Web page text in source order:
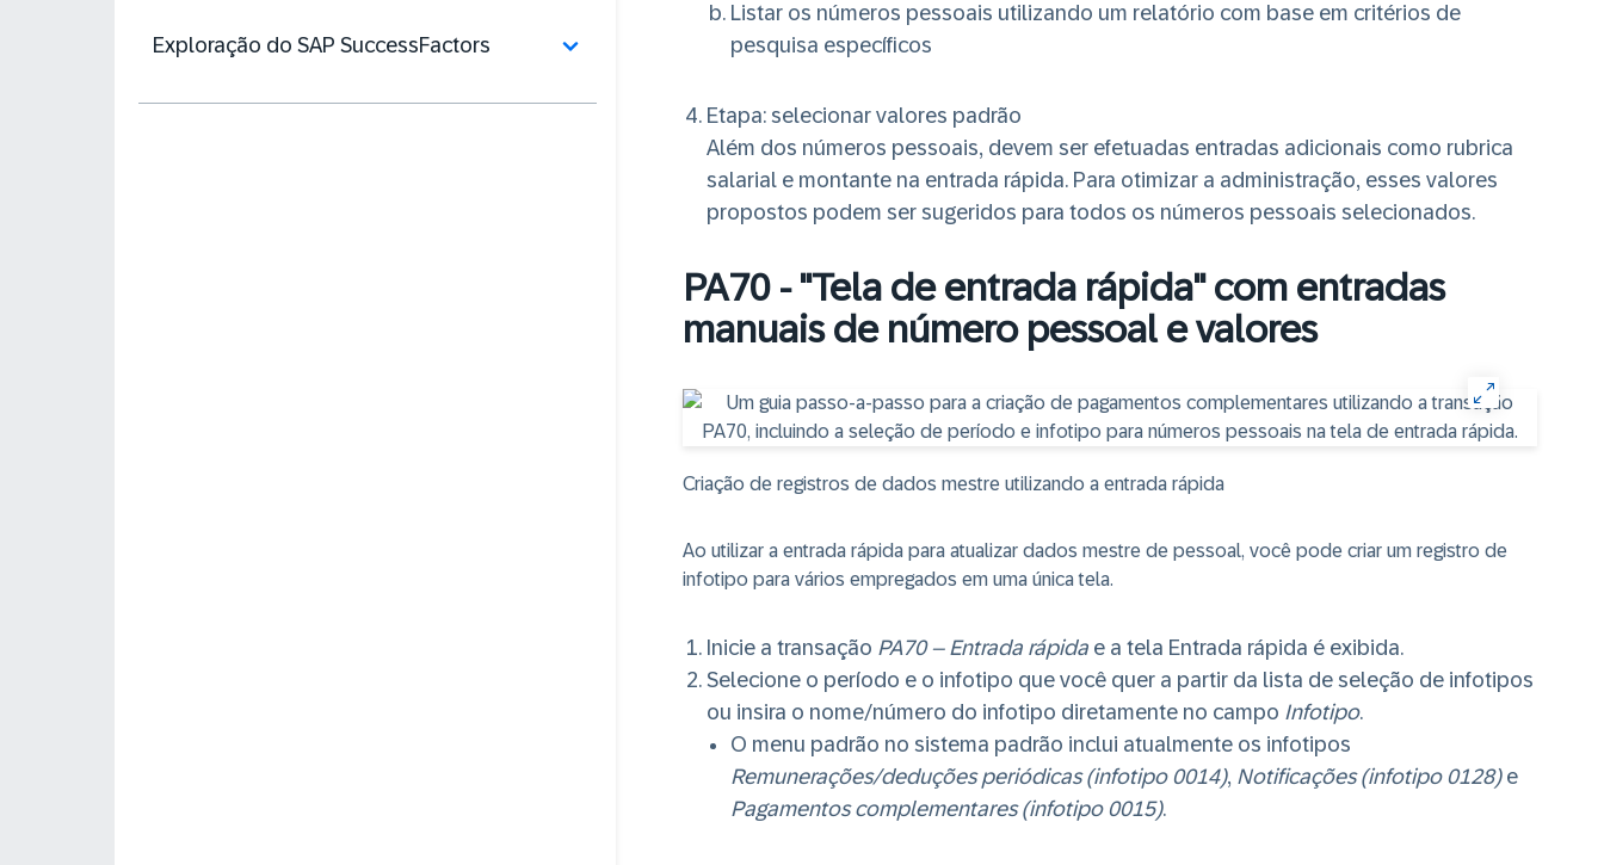
Exploração do SAP SuccessFactors
Listar os números pessoais utilizando um relatório com base em critérios de
pesquisa específicos
Etapa: selecionar valores padrão
Além dos números pessoais, devem ser efetuadas entradas adicionais como rubrica
salarial e montante na entrada rápida. Para otimizar a administração, esses valores
propostos podem ser sugeridos para todos os números pessoais selecionados.
PA70 - "Tela de entrada rápida" com entradas
manuais de número pessoal e valores
Criação de registros de dados mestre utilizando a entrada rápida
Ao utilizar a entrada rápida para atualizar dados mestre de pessoal, você pode criar um registro de
infotipo para vários empregados em uma única tela.
Inicie a transação PA70 – Entrada rápida e a tela Entrada rápida é exibida.
Selecione o período e o infotipo que você quer a partir da lista de seleção de infotipos
ou insira o nome/número do infotipo diretamente no campo Infotipo.
O menu padrão no sistema padrão inclui atualmente os infotipos
Remunerações/deduções periódicas (infotipo 0014), Notificações (infotipo 0128)e
Pagamentos complementares (infotipo 0015).